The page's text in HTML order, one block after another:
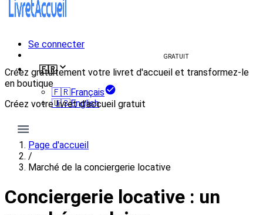
Se connecter
GRATUIT
🇫🇷
🇫🇷Français
🇺🇸English
Créez gratuitement votre livret d'accueil et transformez-le
en boutique
Créez votre livret d'accueil gratuit
Créer mon livret
Page d'accueil
/
Marché de la conciergerie locative
Conciergerie locative : un